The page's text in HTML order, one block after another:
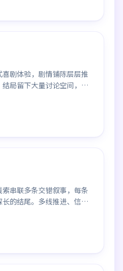
喜剧体验，剧情铺陈层层推
局留下大量讨论空间，适
索串联多条交错叙事，每条
的结尾。多线推进、信息
。